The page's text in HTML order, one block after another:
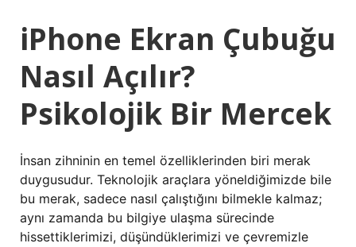
iPhone Ekran Çubuğu
Nasıl Açılır?
Psikolojik Bir Mercek
İnsan zihninin en temel özelliklerinden biri merak
duygusudur. Teknolojik araçlara yöneldiğimizde bile
bu merak, sadece nasıl çalıştığını bilmekle kalmaz;
aynı zamanda bu bilgiye ulaşma sürecinde
hissettiklerimizi, düşündüklerimizi ve çevremizle